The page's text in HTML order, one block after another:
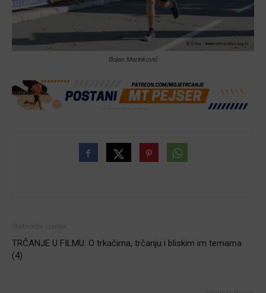
Bojan Marinković
TRČANJE U FILMU: O trkačima, trčanju i bliskim im temama
(4)